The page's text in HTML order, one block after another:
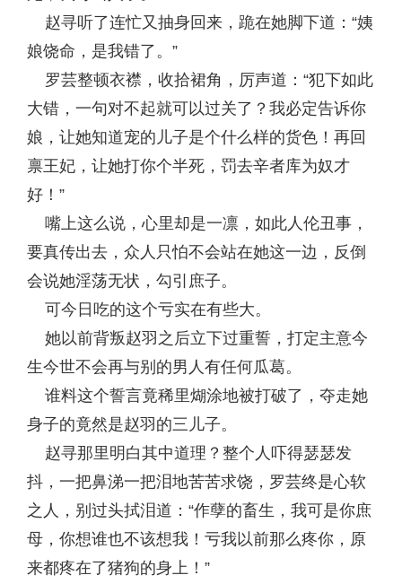
赵寻听了连忙又抽身回来，跪在她脚下道：“姨
娘饶命，是我错了。”
罗芸整顿衣襟，收拾裙角，厉声道：“犯下如此
大错，一句对不起就可以过关了？我必定告诉你
娘，让她知道宠的儿子是个什么样的货色！再回
禀王妃，让她打你个半死，罚去辛者库为奴才
好！”
嘴上这么说，心里却是一凛，如此人伦丑事，
要真传出去，众人只怕不会站在她这一边，反倒
会说她淫荡无状，勾引庶子。
可今日吃的这个亏实在有些大。
她以前背叛赵羽之后立下过重誓，打定主意今
生今世不会再与别的男人有任何瓜葛。
谁料这个誓言竟稀里煳涂地被打破了，夺走她
身子的竟然是赵羽的三儿子。
赵寻那里明白其中道理？整个人吓得瑟瑟发
抖，一把鼻涕一把泪地苦苦求饶，罗芸终是心软
之人，别过头拭泪道：“作孽的畜生，我可是你庶
母，你想谁也不该想我！亏我以前那么疼你，原
来都疼在了猪狗的身上！”